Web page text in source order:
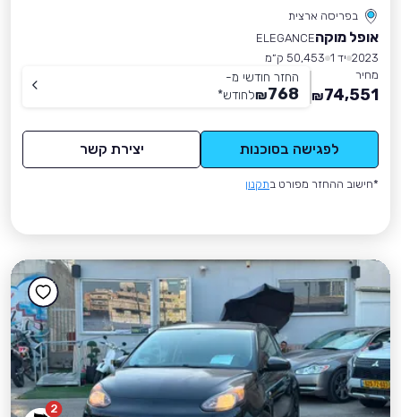
בפריסה ארצית
אופל מוקהELEGANCE
2023 יד 1
50,453 ק״מ
מחיר
74,551
₪
החזר חודשי מ-
768
₪לחודש*
לפגישה בסוכנות יצירת קשר
*חישוב ההחזר מפורט בתקנון
2